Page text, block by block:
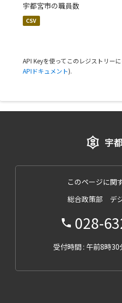
宇都宮市の職員数
CSV
API Keyを使ってこのレジストリー
APIドキュメント).
このページに関
総合政策部 デ
028-
受付時間 : 午前8時